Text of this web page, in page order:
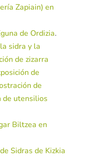
Zapiain) en
de Ordizia.
sidra y la
de zizarra
de
de
de utensilios
Biltzea en
Sidras de Kizkia